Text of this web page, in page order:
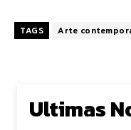
TAGS Arte
Ultimas